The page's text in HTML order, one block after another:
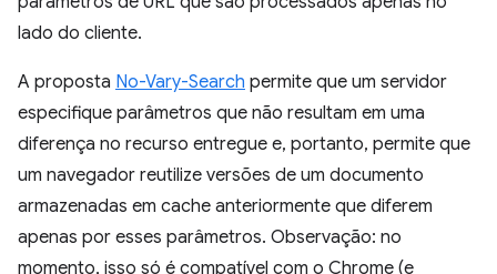
lado do cliente.
A proposta No-Vary-Search permite que um servidor
especifique parâmetros que não resultam em uma
diferença no recurso entregue e, portanto, permite que
um navegador reutilize versões de um documento
armazenadas em cache anteriormente que diferem
apenas por esses parâmetros. Observação: no
momento, isso só é compatível com o Chrome (e